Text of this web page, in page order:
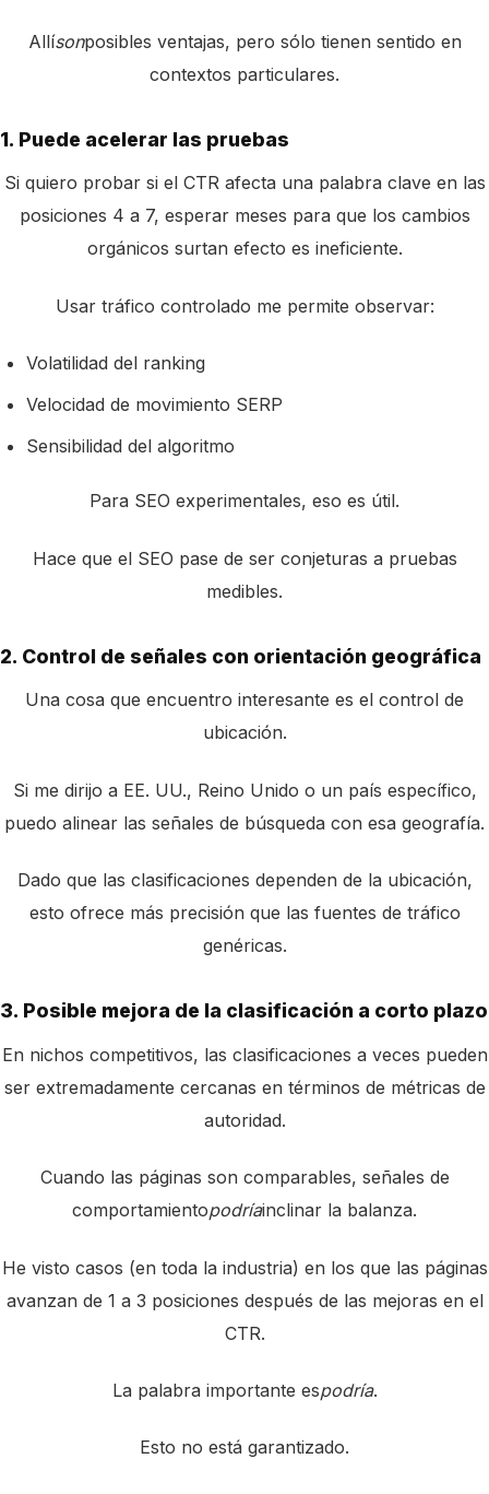
Allísonposibles ventajas, pero sólo tienen sentido en
contextos particulares.
1. Puede acelerar las pruebas
Si quiero probar si el CTR afecta una palabra clave en las
posiciones 4 a 7, esperar meses para que los cambios
orgánicos surtan efecto es ineficiente.
Usar tráfico controlado me permite observar:
Volatilidad del ranking
Velocidad de movimiento SERP
Sensibilidad del algoritmo
Para SEO experimentales, eso es útil.
Hace que el SEO pase de ser conjeturas a pruebas
medibles.
2. Control de señales con orientación geográfica
Una cosa que encuentro interesante es el control de
ubicación.
Si me dirijo a EE. UU., Reino Unido o un país específico,
puedo alinear las señales de búsqueda con esa geografía.
Dado que las clasificaciones dependen de la ubicación,
esto ofrece más precisión que las fuentes de tráfico
genéricas.
3. Posible mejora de la clasificación a corto plazo
En nichos competitivos, las clasificaciones a veces pueden
ser extremadamente cercanas en términos de métricas de
autoridad.
Cuando las páginas son comparables, señales de
comportamientopodríainclinar la balanza.
He visto casos (en toda la industria) en los que las páginas
avanzan de 1 a 3 posiciones después de las mejoras en el
CTR.
La palabra importante espodría.
Esto no está garantizado.